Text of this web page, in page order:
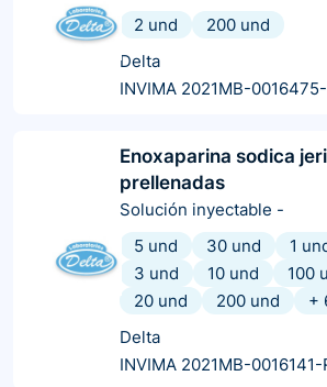
2 und
200 und
Delta
INVIMA 2021MB-0016475-
Enoxaparina sodica
prellenadas
Solución inyectable -
5 und
30 und 1
3 und
10 und 100
20 und
200 und +
Delta
INVIMA 2021MB-0016141-